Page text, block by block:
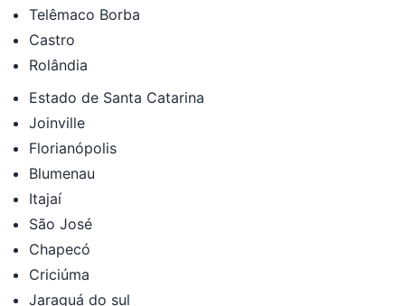
Telêmaco Borba
Castro
Rolândia
Estado de Santa Catarina
Joinville
Florianópolis
Blumenau
Itajaí
São José
Chapecó
Criciúma
Jaraguá do sul